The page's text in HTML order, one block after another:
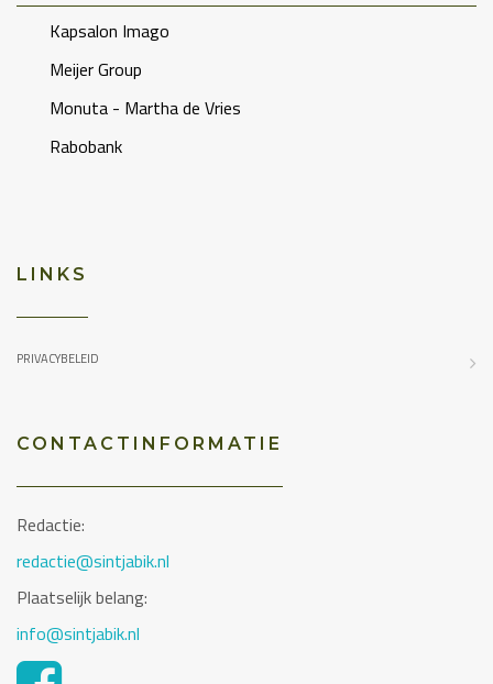
Kapsalon Imago
Meijer Group
Monuta - Martha de Vries
Rabobank
LINKS
PRIVACYBELEID
CONTACTINFORMATIE
Redactie:
redactie@sintjabik.nl
Plaatselijk belang:
info@sintjabik.nl